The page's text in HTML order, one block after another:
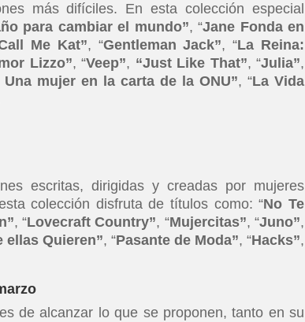
más difíciles. En esta colección especial
para cambiar el mundo”, “Jane Fonda en
Me Kat”, “Gentleman Jack”, “La Reina:
Lizzo”, “Veep”, “Just Like That”, “Julia”,
mujer en la carta de la ONU”, “La Vida
escritas, dirigidas y creadas por mujeres
colección disfruta de títulos como: “No Te
, “Lovecraft Country”, “Mujercitas”, “Juno”,
ellas Quieren”, “Pasante de Moda”, “Hacks”,
de alcanzar lo que se proponen, tanto en su